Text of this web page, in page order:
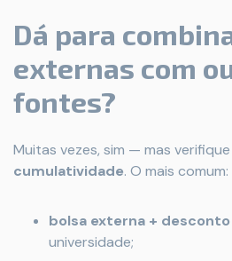
Dá para
externas com
fontes?
Muitas vezes, sim — mas verifique
cumulatividade. O mais comum:
bolsa externa +
universidade;